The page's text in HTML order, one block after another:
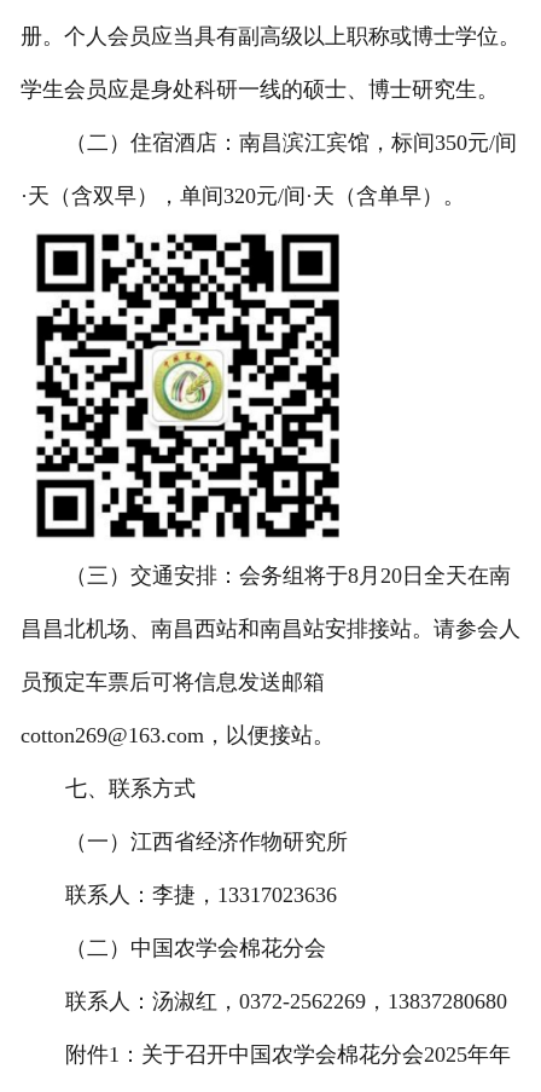
册。个人会员应当具有副高级以上职称或博士学位。
学生会员应是身处科研一线的硕士、博士研究生。
（二）住宿酒店：南昌滨江宾馆，标间350元/间
·天（含双早），单间320元/间·天（含单早）。
（三）交通安排：会务组将于8月20日全天在南
昌昌北机场、南昌西站和南昌站安排接站。请参会人
员预定车票后可将信息发送邮箱
cotton269@163.com，以便接站。
七、联系方式
（一）江西省经济作物研究所
联系人：李捷，13317023636
（二）中国农学会棉花分会
联系人：汤淑红，0372-2562269，13837280680
附件1：关于召开中国农学会棉花分会2025年年